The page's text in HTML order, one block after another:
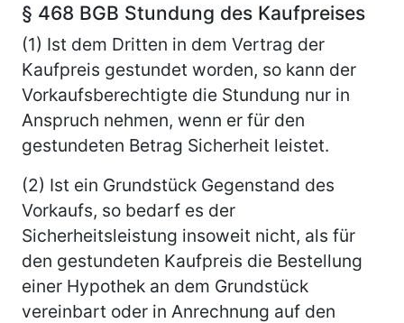
§ 468 BGB Stundung des Kaufpreises
(1) Ist dem Dritten in dem Vertrag der
Kaufpreis gestundet worden, so kann der
Vorkaufsberechtigte die Stundung nur in
Anspruch nehmen, wenn er für den
gestundeten Betrag Sicherheit leistet.
(2) Ist ein Grundstück Gegenstand des
Vorkaufs, so bedarf es der
Sicherheitsleistung insoweit nicht, als für
den gestundeten Kaufpreis die Bestellung
einer Hypothek an dem Grundstück
vereinbart oder in Anrechnung auf den